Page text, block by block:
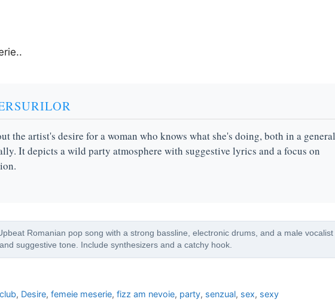
the artist's desire for a woman who knows what she's doing, both in a general
It depicts a wild party atmosphere with suggestive lyrics and a focus on
Romanian pop song with a strong bassline, electronic drums, and a male vocalist
suggestive tone. Include synthesizers and a catchy hook.
club, Desire,femeie meserie,fizz am nevoie, party, senzual, sex, sexy